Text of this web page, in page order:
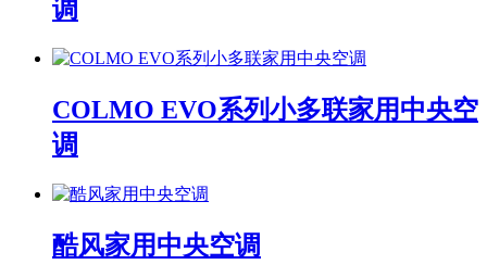
调
COLMO EVO系列小多联家用中央空
调
酷风家用中央空调